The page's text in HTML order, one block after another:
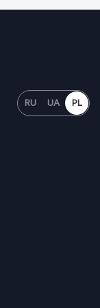
RU UA PL